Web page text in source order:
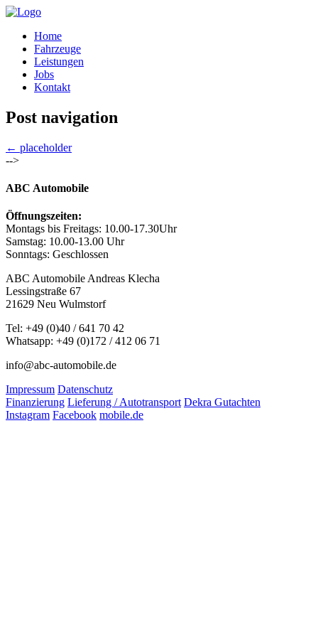
Home
Fahrzeuge
Leistungen
Jobs
Kontakt
Post navigation
← placeholder
-->
ABC Automobile
Öffnungszeiten:
Montags bis Freitags: 10.00-17.30Uhr
Samstag: 10.00-13.00 Uhr
Sonntags: Geschlossen
ABC Automobile Andreas Klecha
Lessingstraße 67
21629 Neu Wulmstorf
Tel: +49 (0)40 / 641 70 42
Whatsapp: +49 (0)172 / 412 06 71
info@abc-automobile.de
Impressum Datenschutz
Finanzierung Lieferung / Autotransport Dekra Gutachten
Instagram Facebook mobile.de